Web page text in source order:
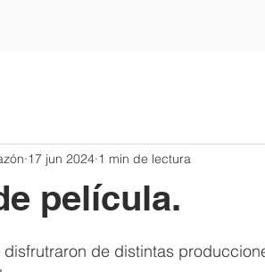
película.
17 jun 2024 1 min de lectura
de distintas